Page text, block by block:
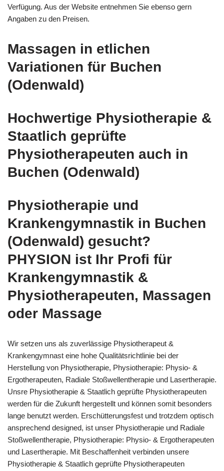
Verfügung. Aus der Website entnehmen Sie ebenso gern
Angaben zu den Preisen.
Massagen in etlichen
Variationen für Buchen
(Odenwald)
Hochwertige Physiotherapie &
Staatlich geprüfte
Physiotherapeuten auch in
Buchen (Odenwald)
Physiotherapie und
Krankengymnastik in Buchen
(Odenwald) gesucht?
PHYSION ist Ihr Profi für
Krankengymnastik &
Physiotherapeuten, Massagen
oder Massage
Wir setzen uns als zuverlässige Physiotherapeut &
Krankengymnast eine hohe Qualitätsrichtlinie bei der
Herstellung von Physiotherapie, Physiotherapie: Physio- &
Ergotherapeuten, Radiale Stoßwellentherapie und Lasertherapie.
Unsre Physiotherapie & Staatlich geprüfte Physiotherapeuten
werden für die Zukunft hergestellt und können somit besonders
lange benutzt werden. Erschütterungsfest und trotzdem optisch
ansprechend designed, ist unser Physiotherapie und Radiale
Stoßwellentherapie, Physiotherapie: Physio- & Ergotherapeuten
und Lasertherapie. Mit Beschaffenheit verbinden unsere
Physiotherapie & Staatlich geprüfte Physiotherapeuten